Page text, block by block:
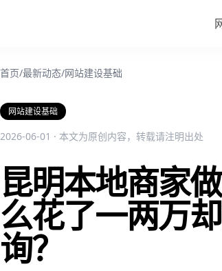
首页/最新动态/网站建设基础
网站建设基础
2026-06-01 · 本文为原创内容，转载请注明出处
昆明本地商家
么花了一两万
询？